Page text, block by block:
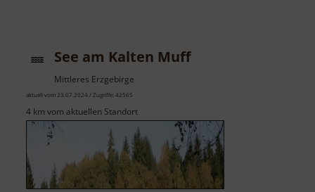
See am Kalten Muff
Mittleres Erzgebirge
aktuell vom 23.07.2024 / Zugriffe: 42565
4 km vom aktuellen Standort